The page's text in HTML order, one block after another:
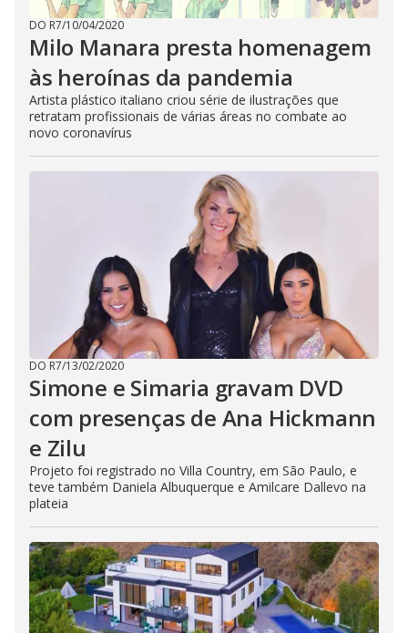
DO R7/10/04/2020
Milo Manara presta homenagem
às heroínas da pandemia
Artista plástico italiano criou série de ilustrações que
retratam profissionais de várias áreas no combate ao
novo coronavírus
DO R7/13/02/2020
Simone e Simaria gravam DVD
com presenças de Ana Hickmann
e Zilu
Projeto foi registrado no Villa Country, em São Paulo, e
teve também Daniela Albuquerque e Amilcare Dallevo na
plateia